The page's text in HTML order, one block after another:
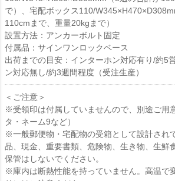
で）、宅配ボックス110/
110cmまで、重量20kgまで）
設置方法：アンカーボルト固定
付属品：サインワンロックベース
出荷までの目安：インターホン対応有り/約5
ン対応無し/約3週間程度（受注生産）
＜ご注意＞
※受領印は付属していませんので、別途ご用
タ・ネーム9など）
※一般郵便物・宅配物の受箱として設計され
品、現金、重要書類、危険物、生き物、生鮮
保管はしないでください。
※庫内は断熱性能を持っていません。高温で